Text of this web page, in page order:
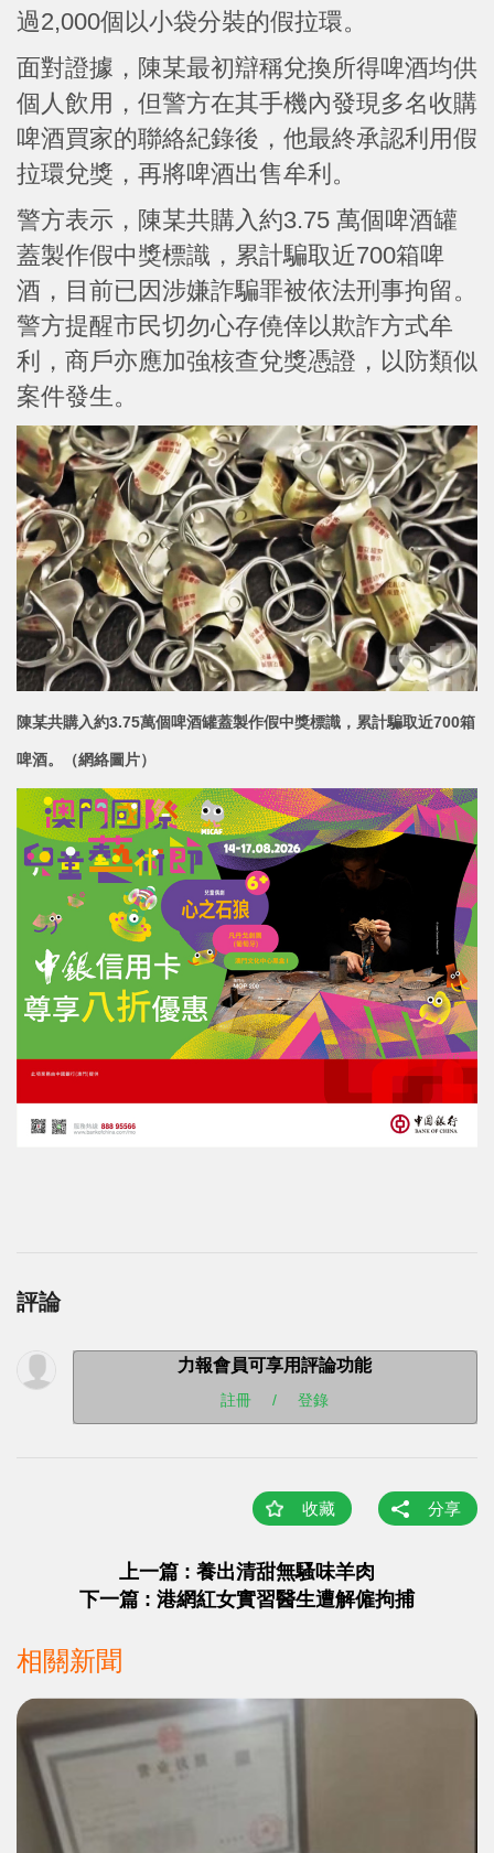
過2,000個以小袋分裝的假拉環。
面對證據，陳某最初辯稱兌換所得啤酒均供
個人飲用，但警方在其手機內發現多名收購
啤酒買家的聯絡紀錄後，他最終承認利用假
拉環兌獎，再將啤酒出售牟利。
警方表示，陳某共購入約3.75 萬個啤酒罐
蓋製作假中獎標識，累計騙取近700箱啤
酒，目前已因涉嫌詐騙罪被依法刑事拘留。
警方提醒市民切勿心存僥倖以欺詐方式牟
利，商戶亦應加強核查兌獎憑證，以防類似
案件發生。
陳某共購入約3.75萬個啤酒罐蓋製作假中獎標識，累計騙取近700箱
啤酒。（網絡圖片）
評論
力報會員可享用評論功能
註冊 / 登錄
收藏 分享
上一篇 : 養出清甜無騷味羊肉
下一篇 : 港網紅女實習醫生遭解僱拘捕
相關新聞